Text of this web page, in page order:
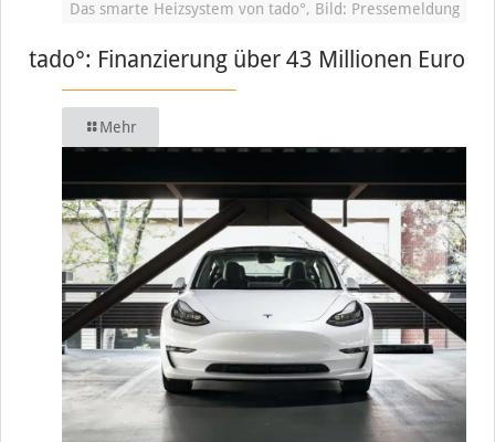
Das smarte Heizsystem von tado°, Bild: Pressemeldung
tado°: Finanzierung über 43 Millionen Euro
Mehr